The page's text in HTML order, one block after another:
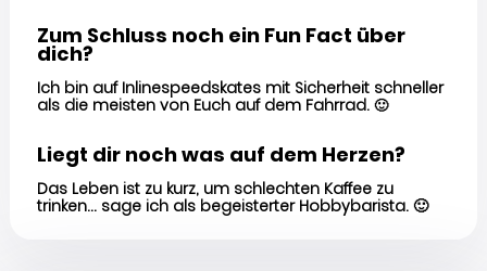
Zum Schluss noch ein Fun Fact über
dich?
Ich bin auf Inlinespeedskates mit Sicherheit schneller
als die meisten von Euch auf dem Fahrrad. 🙂
Liegt dir noch was auf dem Herzen?
Das Leben ist zu kurz, um schlechten Kaffee zu
trinken… sage ich als begeisterter Hobbybarista. 🙂